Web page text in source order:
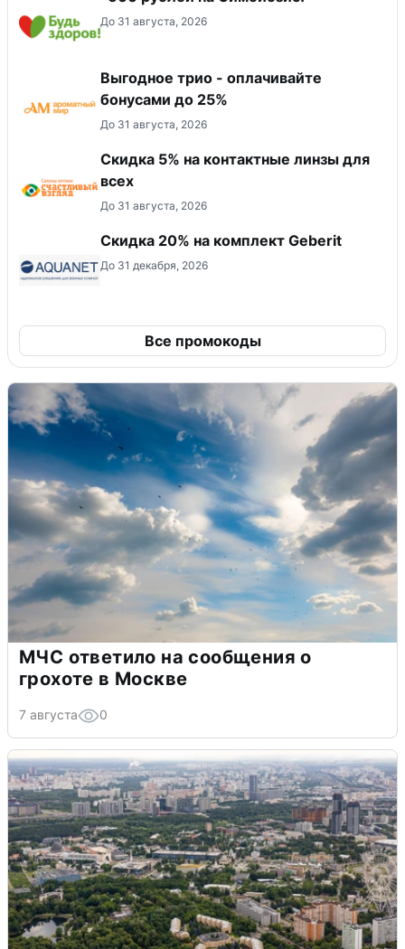
До 31 августа, 2026
Выгодное трио - оплачивайте
бонусами до 25%
До 31 августа, 2026
Скидка 5% на контактные линзы для
всех
До 31 августа, 2026
Скидка 20% на комплект Geberit
До 31 декабря, 2026
Все промокоды
МЧС ответило на сообщения о
грохоте в Москве
7 августа 0